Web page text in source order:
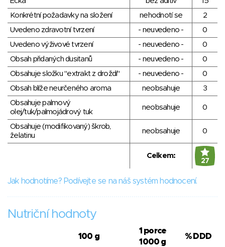
Konkrétní požadavky na složení
nehodnotí se
2
Uvedeno zdravotní tvrzení
- neuvedeno -
0
Uvedeno výživové tvrzení
- neuvedeno -
0
Obsah přidaných dusitanů
- neuvedeno -
0
Obsahuje složku "extrakt z droždí"
- neuvedeno -
0
Obsah blíže neurčeného aroma
neobsahuje
3
Obsahuje palmový
olej/tuk/palmojádrový tuk
neobsahuje 0
Obsahuje (modifikovaný) škrob,
želatinu
neobsahuje 0
Celkem:
27
Jak hodnotíme? Podívejte se na náš systém hodnocení.
Nutriční hodnoty
100 g
1 porce
1000 g
% DDD